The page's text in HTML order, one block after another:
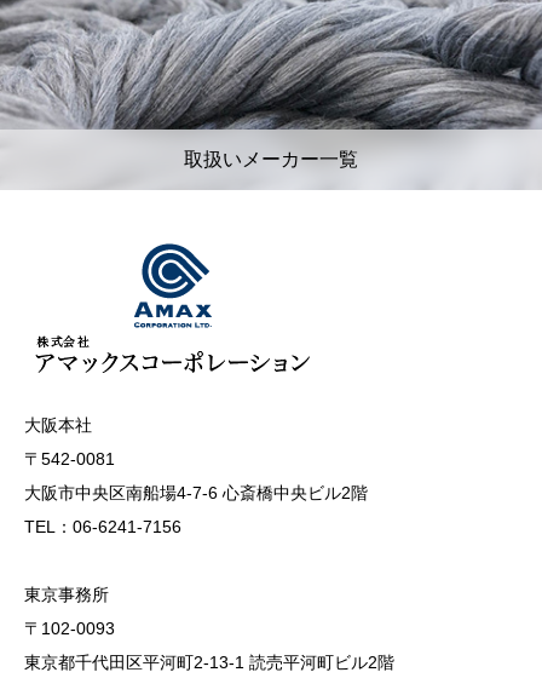
取扱いメーカー一覧
大阪本社
〒542-0081
大阪市中央区南船場4-7-6 心斎橋中央ビル2階
TEL：06-6241-7156
東京事務所
〒102-0093
東京都千代田区平河町2-13-1 読売平河町ビル2階